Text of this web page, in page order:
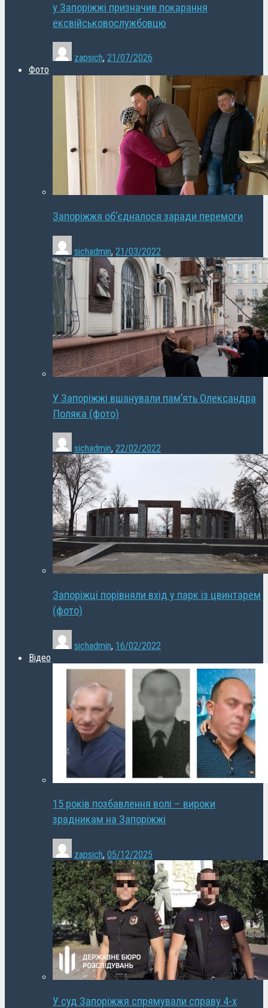
у Запоріжжі призначив покарання
ексвійськовослужбовцю
zapsich, 21/07/2026
Фото
Запоріжжя об’єдналося заради перемоги
sichadmin, 21/03/2022
У Запоріжжі вшанували пам’ять Олександра
Поляка (фото)
sichadmin, 22/02/2022
Запоріжці порівняли вхід у парк із цвинтарем
(фото)
sichadmin, 16/02/2022
Відео
15 років позбавлення волі – вироки
зрадникам на Запоріжжі
zapsich, 05/12/2025
У суд Запоріжжя спрямували справу 4-х